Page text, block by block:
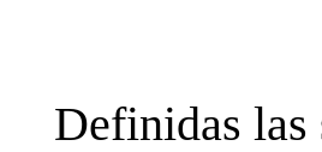
Definidas